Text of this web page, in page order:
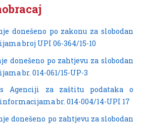
donešeno po zakonu za slobodan
broj UPI 06-364/15-10
donešeno po zahtjevu za slobodan
br. 014-061/15-UP-3
Agenciji za zaštitu podataka o
br. 014-004/14-UPI 17
donešeno po zahtjevu za slobodan